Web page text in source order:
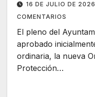
16 DE JULIO DE 2026
COMENTARIOS
El pleno del
aprobado
ordinaria, la nueva
Protección…